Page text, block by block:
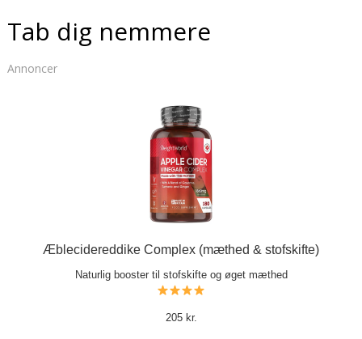
Tab dig nemmere
Annoncer
Æblecidereddike Complex (mæthed & stofskifte)
Naturlig booster til stofskifte og øget mæthed
205 kr.